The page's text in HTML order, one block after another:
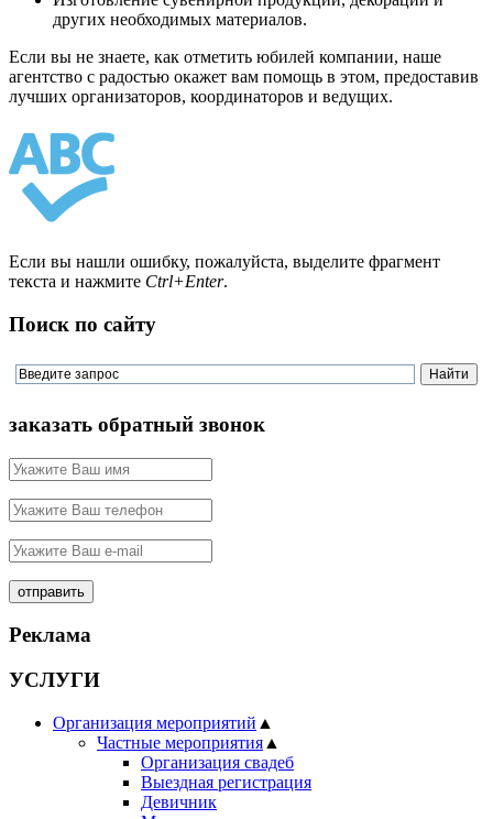
других необходимых материалов.
Если вы не знаете, как отметить юбилей компании, наше
агентство с радостью окажет вам помощь в этом, предоставив
лучших организаторов, координаторов и ведущих.
Если вы нашли ошибку, пожалуйста, выделите фрагмент
текста и нажмите Ctrl+Enter.
Поиск по сайту
заказать обратный звонок
Реклама
УСЛУГИ
Организация мероприятий ▲
Частные мероприятия ▲
Организация свадеб
Выездная регистрация
Девичник